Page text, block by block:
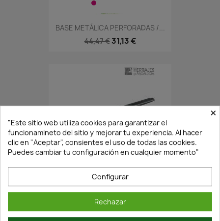
BASE METÁLICA PERFORADAS /...
44,47 € 31,13 €
En Stock·Envío 24/48h
TENAZA SEMIFINA DE...
26,54 €18,58 €
×
"Este sitio web utiliza cookies para garantizar el
funcionamineto del sitio y mejorar tu experiencia. Al hacer
clic en "Aceptar", consientes el uso de todas las cookies.
Puedes cambiar tu configuración en cualquier momento"
Configurar
Rechazar